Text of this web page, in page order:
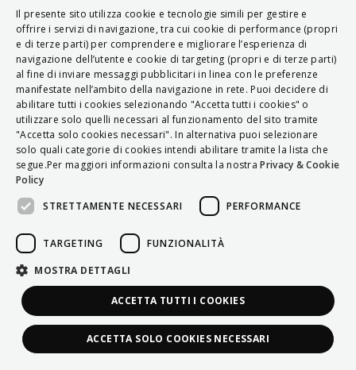
ITALIAN
ENGLISH
FRENCH
HUNGARIAN
DEUTSCH
POLSKI
PORTUGUÊS
Il presente sito utilizza cookie e tecnologie simili per gestire e
offrire i servizi di navigazione, tra cui cookie di performance (propri
e di terze parti) per comprendere e migliorare l’esperienza di
navigazione dell’utente e cookie di targeting (propri e di terze parti)
al fine di inviare messaggi pubblicitari in linea con le preferenze
manifestate nell’ambito della navigazione in rete. Puoi decidere di
abilitare tutti i cookies selezionando "Accetta tutti i cookies" o
utilizzare solo quelli necessari al funzionamento del sito tramite
"Accetta solo cookies necessari". In alternativa puoi selezionare
solo quali categorie di cookies intendi abilitare tramite la lista che
segue.Per maggiori informazioni consulta la nostra Privacy & Cookie
Policy
STRETTAMENTE NECESSARI
PERFORMANCE
TARGETING FUNZIONALITÀ
MOSTRA DETTAGLI
ACCETTA TUTTI I COOKIES
ACCETTA SOLO COOKIES NECESSARI